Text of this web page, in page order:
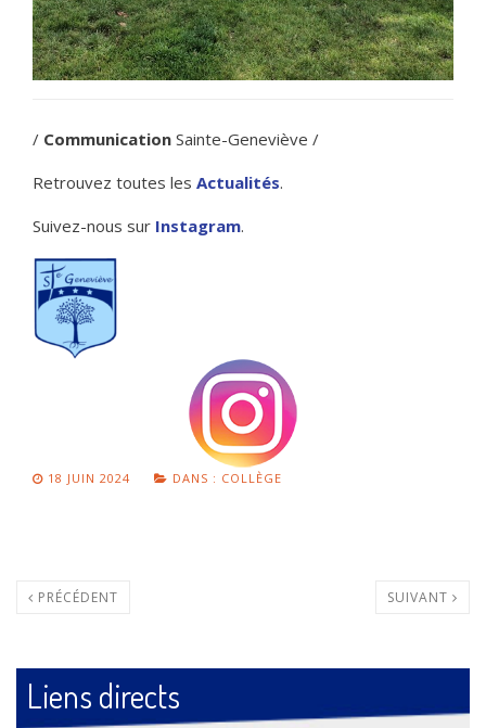
/ Communication Sainte-Geneviève /
Retrouvez toutes les Actualités.
Suivez-nous sur Instagram.
18 JUIN 2024 DANS : COLLÈGE
PRÉCÉDENT SUIVANT
Liens directs